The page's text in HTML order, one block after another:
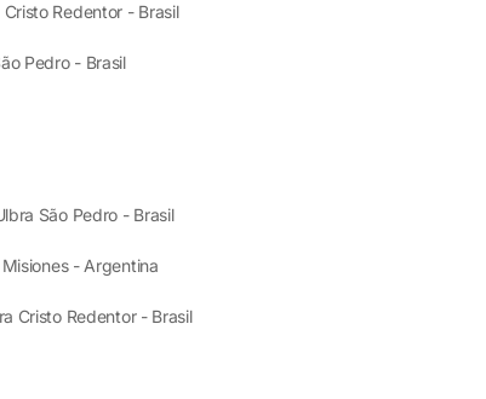
Redentor - Brasil
Pedro - Brasil
São Pedro - Brasil
- Argentina
Cristo Redentor - Brasil